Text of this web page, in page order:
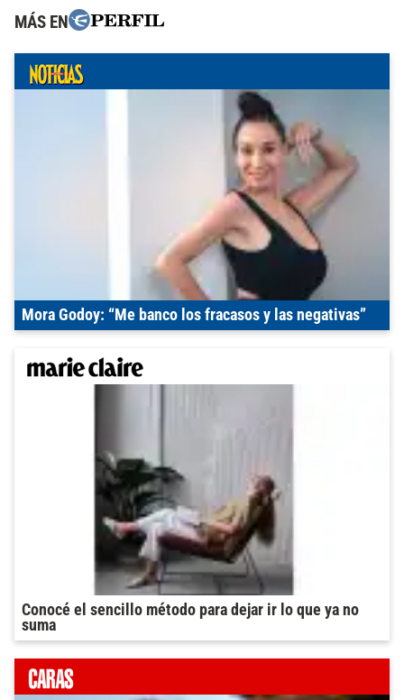
MÁS EN
Mora Godoy: “Me banco los fracasos y las negativas”
Conocé el sencillo método para dejar ir lo que ya no
suma